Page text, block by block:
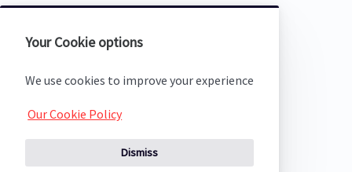
Your Cookie options
We use cookies to improve your experience
Our Cookie Policy
Dismiss